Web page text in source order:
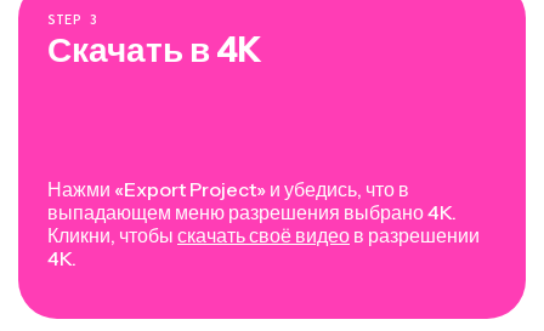
STEP 3
Скачать в 4K
Нажми «Export Project» и убедись, что в
выпадающем меню разрешения выбрано 4K.
Кликни, чтобы скачать своё видео в разрешении
4K.